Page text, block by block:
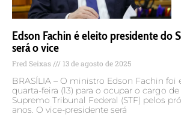
Edson Fachin é eleito presidente do
será o vice
Fred Seixas 13 de agosto de 2025
BRASÍLIA – O ministro Edson Fachin foi
quarta-feira (13) para o ocupar o cargo
Supremo Tribunal Federal (STF) pelos
anos. O vice-presidente será